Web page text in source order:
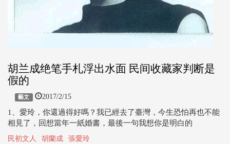
胡兰成绝笔手札浮出水面 民间收藏家判断是
假的
藝文 2017/2/15
1、愛玲，你還過得好嗎？我已經去了臺灣，今生恐怕再也不能
相見了，回想當年一紙婚書，最後一句我想你是明白的
民初文人 胡蘭成 張愛玲